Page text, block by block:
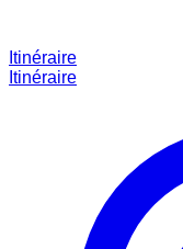
Itinéraire
Itinéraire